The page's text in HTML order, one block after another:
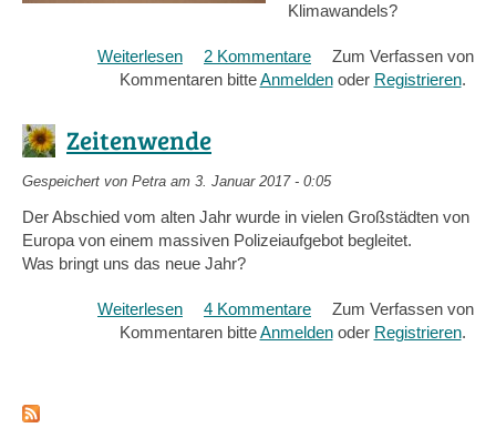
Klimawandels?
Weiterlesen über
Eigenverantwortung
2 Kommentare
Zum Verfassen von
Kommentaren bitteAnmeldenoder Registrieren.
Zeitenwende
Gespeichert von Petra am 3. Januar 2017 - 0:05
Der Abschied vom alten Jahr wurde in vielen Großstädten von
Europa von einem massiven Polizeiaufgebot begleitet.
Was bringt uns das neue Jahr?
Weiterlesen über
Zeitenwende
4 Kommentare
Zum Verfassen von
Kommentaren bitteAnmeldenoder Registrieren.